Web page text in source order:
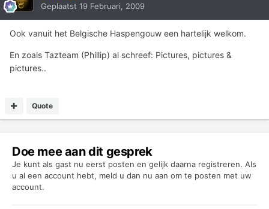
Geplaatst 19 Februari, 2009
Ook vanuit het Belgische Haspengouw een hartelijk welkom.
En zoals Tazteam (Phillip) al schreef: Pictures, pictures &
pictures..
Quote
Doe mee aan dit gesprek
Je kunt als gast nu eerst posten en gelijk daarna registreren. Als
u al een account hebt, meld u dan nu aan om te posten met uw
account.